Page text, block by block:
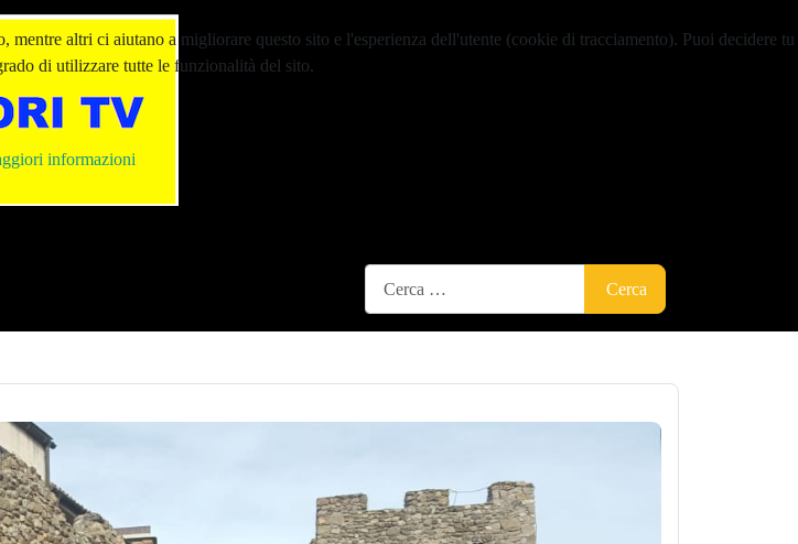
Cerca
altri ci aiutano a migliorare questo sito e l'esperienza dell'utente (cookie di tracciamento). Puoi decidere tu
di utilizzare tutte le funzionalità del sito.
informazioni